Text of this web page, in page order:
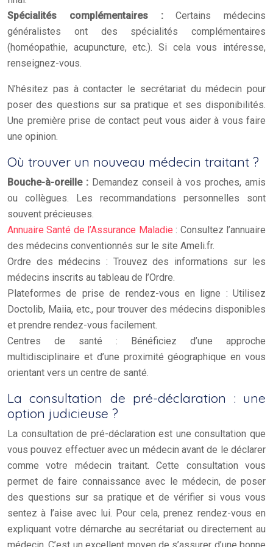
Spécialités complémentaires :Certains médecins
généralistes ont des spécialités complémentaires
(homéopathie, acupuncture, etc.). Si cela vous intéresse,
renseignez-vous.
N’hésitez pas à contacter le secrétariat du médecin pour
poser des questions sur sa pratique et ses disponibilités.
Une première prise de contact peut vous aider à vous faire
une opinion.
Où trouver un nouveau médecin traitant ?
Bouche-à-oreille : Demandez conseil à vos proches, amis
ou collègues. Les recommandations personnelles sont
souvent précieuses.
Annuaire Santé de l’Assurance Maladie: Consultez l’annuaire
des médecins conventionnés sur le site Ameli.fr.
Ordre des médecins : Trouvez des informations sur les
médecins inscrits au tableau de l’Ordre.
Plateformes de prise de rendez-vous en ligne : Utilisez
Doctolib, Maiia, etc., pour trouver des médecins disponibles
et prendre rendez-vous facilement.
Centres de santé : Bénéficiez d’une approche
multidisciplinaire et d’une proximité géographique en vous
orientant vers un centre de santé.
La consultation de pré-déclaration : une
option judicieuse ?
La consultation de pré-déclaration est une consultation que
vous pouvez effectuer avec un médecin avant de le déclarer
comme votre médecin traitant. Cette consultation vous
permet de faire connaissance avec le médecin, de poser
des questions sur sa pratique et de vérifier si vous vous
sentez à l’aise avec lui. Pour cela, prenez rendez-vous en
expliquant votre démarche au secrétariat ou directement au